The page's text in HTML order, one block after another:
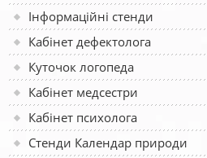
Інформаційні стенди
Кабінет дефектолога
Куточок логопеда
Кабінет медсестри
Кабінет психолога
Стенди Календар природи